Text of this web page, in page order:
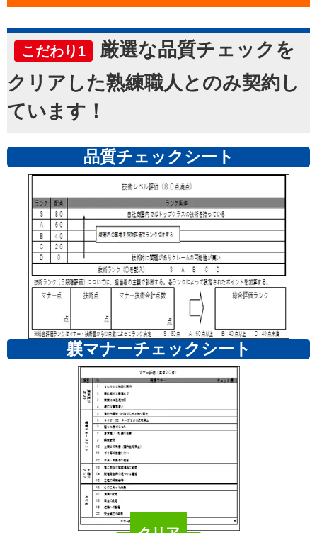
こだわり1
厳選な品質チェックを
クリアした熟練職人とのみ契約し
ています！
品質チェックシート
躾マナーチェックシート